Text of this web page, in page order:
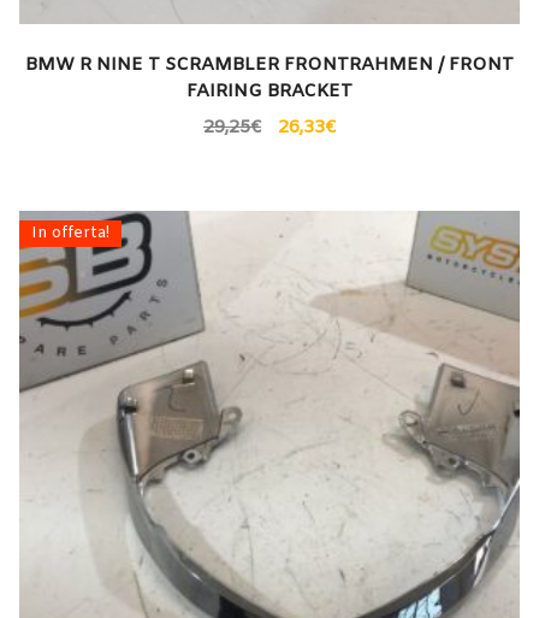
BMW R NINE T SCRAMBLER FRONTRAHMEN / FRONT
FAIRING BRACKET
29,25€ 26,33€
In offerta!